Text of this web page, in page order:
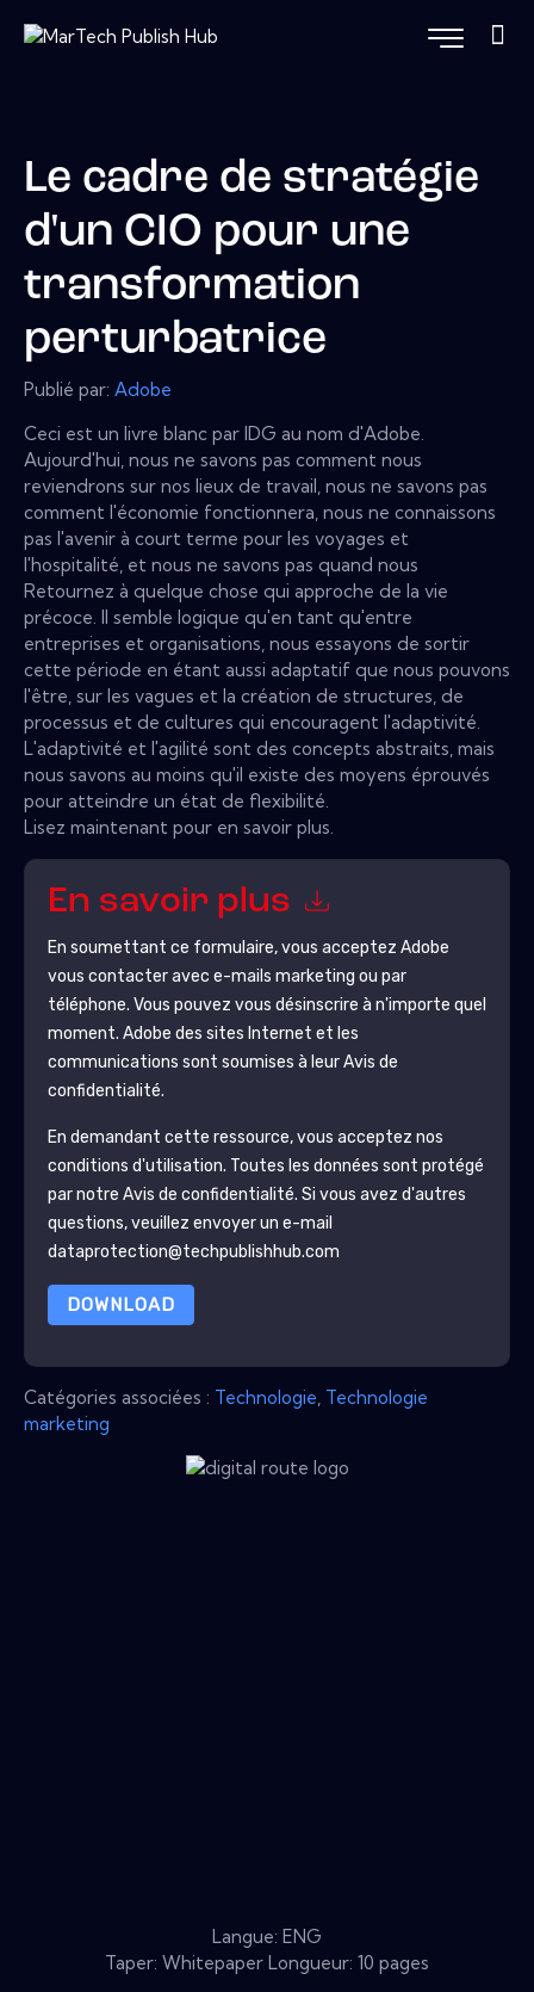
Le cadre de stratégie
d'un CIO pour une
transformation
perturbatrice
Publié par: Adobe
Ceci est un livre blanc par IDG au nom d'Adobe.
Aujourd'hui, nous ne savons pas comment nous
reviendrons sur nos lieux de travail, nous ne savons pas
comment l'économie fonctionnera, nous ne connaissons
pas l'avenir à court terme pour les voyages et
l'hospitalité, et nous ne savons pas quand nous
Retournez à quelque chose qui approche de la vie
précoce. Il semble logique qu'en tant qu'entre
entreprises et organisations, nous essayons de sortir
cette période en étant aussi adaptatif que nous pouvons
l'être, sur les vagues et la création de structures, de
processus et de cultures qui encouragent l'adaptivité.
L'adaptivité et l'agilité sont des concepts abstraits, mais
nous savons au moins qu'il existe des moyens éprouvés
pour atteindre un état de flexibilité.
Lisez maintenant pour en savoir plus.
En savoir plus
En soumettant ce formulaire, vous acceptez Adobe
vous contacter avec e-mails marketing ou par
téléphone. Vous pouvez vous désinscrire à n'importe quel
moment. Adobe des sites Internet et les
communications sont soumises à leur Avis de
confidentialité.
En demandant cette ressource, vous acceptez nos
conditions d'utilisation. Toutes les données sont protégé
par notre Avis de confidentialité. Si vous avez d'autres
questions, veuillez envoyer un e-mail
dataprotection@techpublishhub.com
DOWNLOAD
Catégories associées : Technologie Technologie
marketing
Langue: ENG
Taper: Whitepaper Longueur: 10 pages